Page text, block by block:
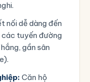
nối dễ dàng đến
các tuyến đường
gần sân
Căn hộ